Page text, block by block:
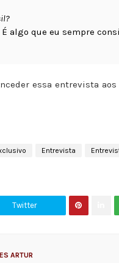
algo que eu sempre
essa entrevista
Entrevista
Twitter
ARTUR